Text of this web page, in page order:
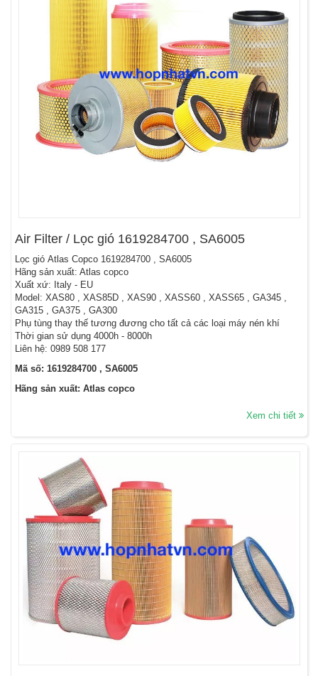
Air Filter / Lọc gió 1619284700 , SA6005
Lọc gió Atlas Copco 1619284700 , SA6005
Hãng sản xuất: Atlas copco
Xuất xứ: Italy - EU
Model: XAS80 , XAS85D , XAS90 , XASS60 , XASS65 , GA345 ,
GA315 , GA375 , GA300
Phụ tùng thay thế tương đương cho tất cả các loại máy nén khí
Thời gian sử dụng 4000h - 8000h
Liên hệ: 0989 508 177
Mã số: 1619284700 , SA6005
Hãng sản xuất: Atlas copco
Xem chi tiết